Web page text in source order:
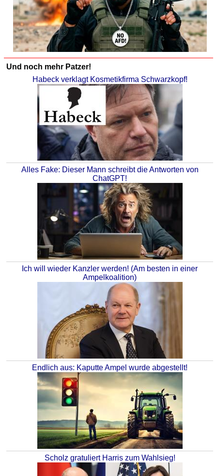
Und noch mehr Patzer!
Habeck verklagt Kosmetikfirma Schwarzkopf!
Alles Fake: Dieser Mann schreibt die Antworten von
ChatGPT!
Ich will wieder Kanzler werden! (Am besten in einer
Ampelkoalition)
Endlich aus: Kaputte Ampel wurde abgestellt!
Scholz gratuliert Harris zum Wahlsieg!